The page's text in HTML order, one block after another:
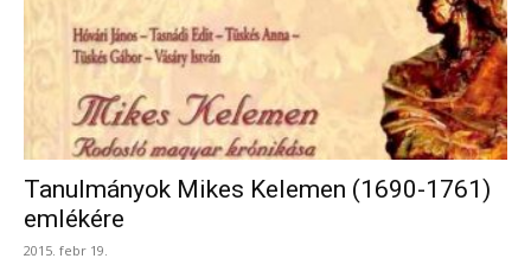
Tanulmányok Mikes Kelemen (1690-1761)
emlékére
2015. febr 19.